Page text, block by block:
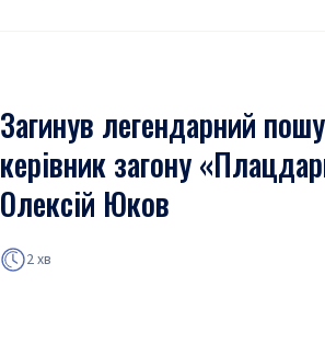
Загинув легендарний
керівник загону
Олексій Юков
2 хв